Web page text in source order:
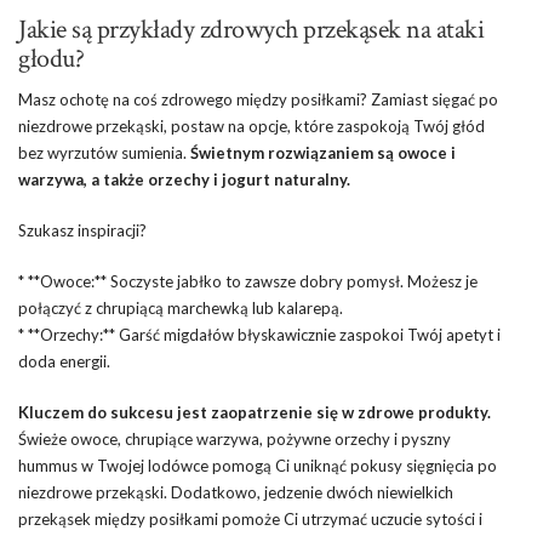
Jakie są przykłady zdrowych przekąsek na ataki
głodu?
Masz ochotę na coś zdrowego między posiłkami? Zamiast sięgać po
niezdrowe przekąski, postaw na opcje, które zaspokoją Twój głód
bez wyrzutów sumienia. Świetnym rozwiązaniem są owoce i
warzywa, a także orzechy i jogurt naturalny.
Szukasz inspiracji?
* **Owoce:** Soczyste jabłko to zawsze dobry pomysł. Możesz je
połączyć z chrupiącą marchewką lub kalarepą.
* **Orzechy:** Garść migdałów błyskawicznie zaspokoi Twój apetyt i
doda energii.
Kluczem do sukcesu jest zaopatrzenie się w zdrowe produkty.
Świeże owoce, chrupiące warzywa, pożywne orzechy i pyszny
hummus w Twojej lodówce pomogą Ci uniknąć pokusy sięgnięcia po
niezdrowe przekąski. Dodatkowo, jedzenie dwóch niewielkich
przekąsek między posiłkami pomoże Ci utrzymać uczucie sytości i